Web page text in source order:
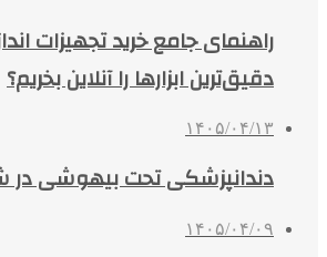
راهنمای جامع خرید تجهیزات
دقیق‌ترین ابزارها را آنلاین بخریم؟
۱۴۰۵/۰۴/۱۳
دندانپزشکی تحت بیهوشی در
۱۴۰۵/۰۴/۰۹